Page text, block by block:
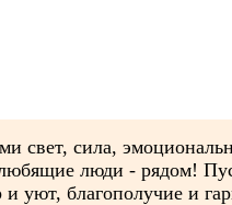
свет, сила,
любящие люди - рядом!
уют, благополучие и